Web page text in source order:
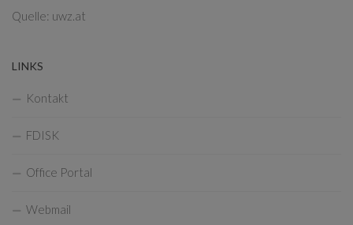
Quelle: uwz.at
LINKS
Kontakt
FDISK
Office Portal
Webmail